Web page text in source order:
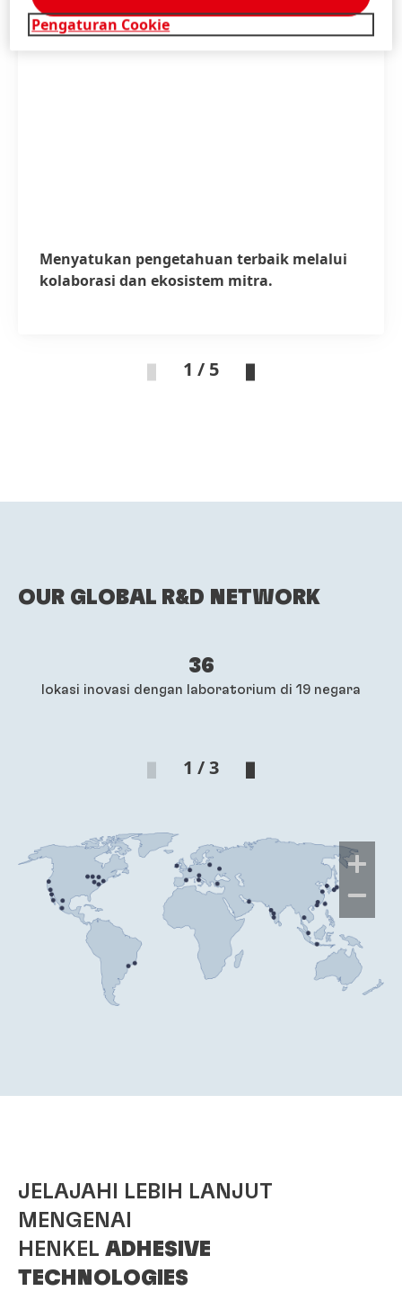
Menyatukan pengetahuan terbaik melalui
kolaborasi dan ekosistem mitra.
1 / 5
OUR GLOBAL R&D NETWORK
36
lokasi inovasi dengan laboratorium di 19 negara
1 / 3
JELAJAHI LEBIH LANJUT
MENGENAI
HENKEL ADHESIVE
TECHNOLOGIES
Pengaturan Cookie